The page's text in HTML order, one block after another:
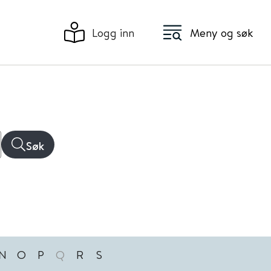
Logg inn Meny og søk
Søk
O P Q R S